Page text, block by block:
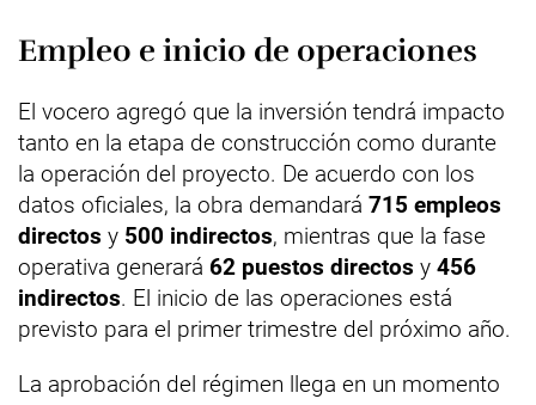
Empleo e inicio de operaciones
El vocero agregó que la inversión tendrá impacto
tanto en la etapa de construcción como durante
la operación del proyecto. De acuerdo con los
datos oficiales, la obra demandará 715 empleos
directos y 500 indirectos, mientras que la fase
operativa generará 62 puestos directos y 456
indirectos. El inicio de las operaciones está
previsto para el primer trimestre del próximo año.
La aprobación del régimen llega en un momento